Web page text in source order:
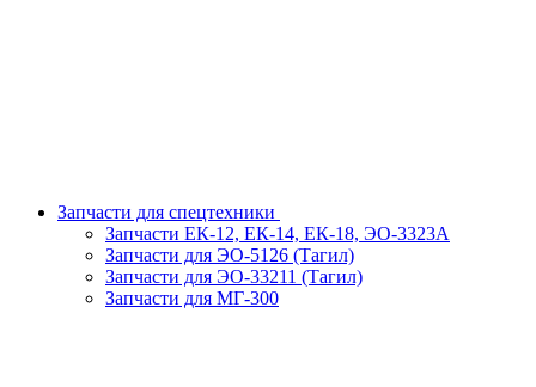
Запчасти для спецтехники
Запчасти ЕК-12, ЕК-14, ЕК-18, ЭО-3323А
Запчасти для ЭО-5126 (Тагил)
Запчасти для ЭО-33211 (Тагил)
Запчасти для МГ-300